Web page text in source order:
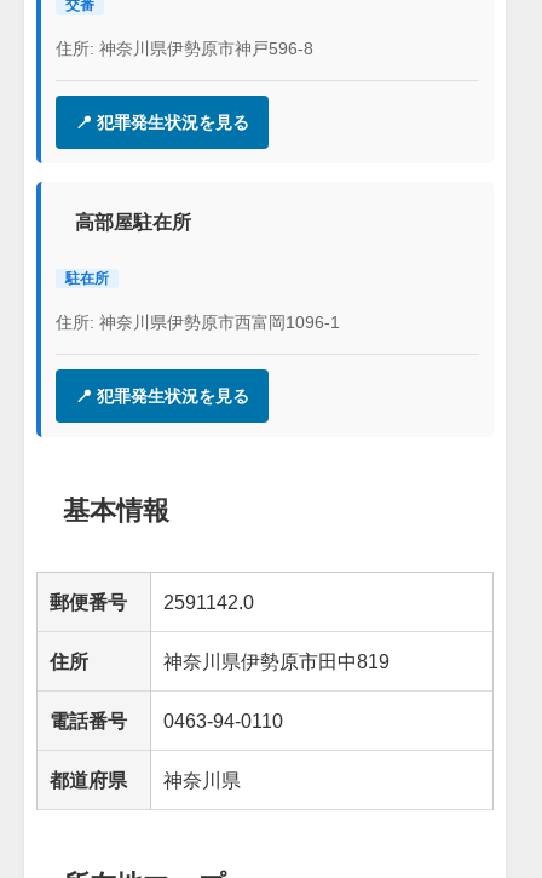
交番
住所: 神奈川県伊勢原市神戸596-8
📍 犯罪発生状況を見る
高部屋駐在所
駐在所
住所: 神奈川県伊勢原市西富岡1096-1
📍 犯罪発生状況を見る
基本情報
郵便番号 2591142.0
住所 神奈川県伊勢原市田中819
電話番号 0463-94-0110
都道府県 神奈川県